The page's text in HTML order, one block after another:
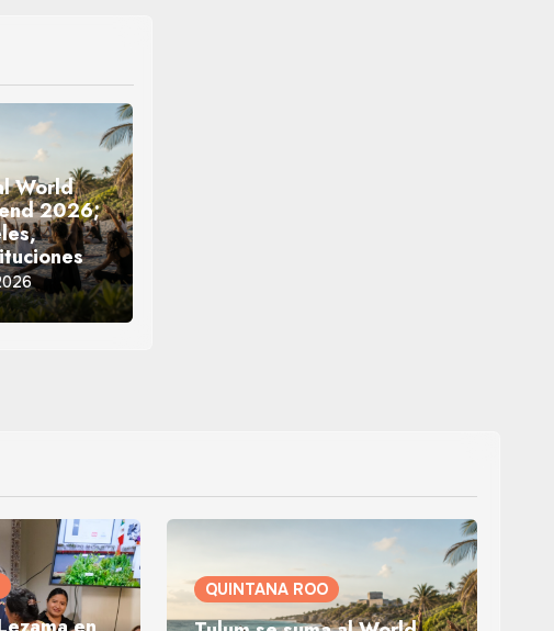
World
2026;
QUINTANA ROO